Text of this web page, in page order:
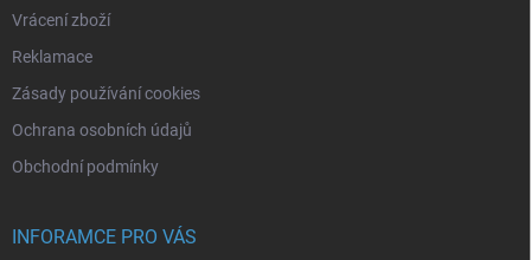
Vrácení zboží
Reklamace
Zásady používání cookies
Ochrana osobních údajů
Obchodní podmínky
INFORAMCE PRO VÁS